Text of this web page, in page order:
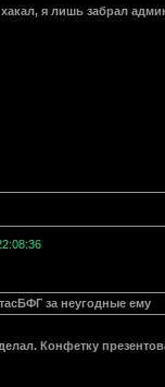
я лишь забрал
за неугодные ему
Конфетку